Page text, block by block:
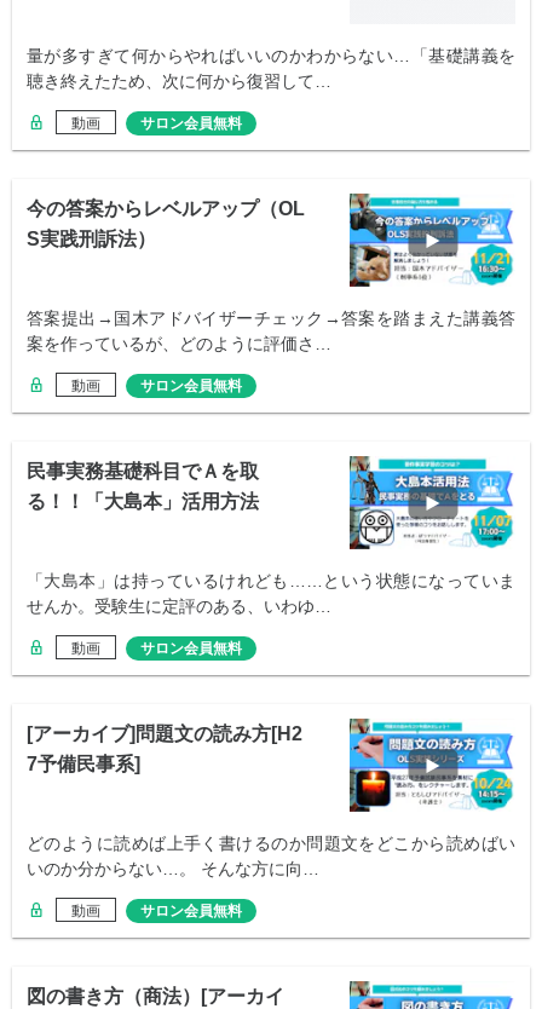
量が多すぎて何からやればいいのかわからない…「基礎講義を
聴き終えたため、次に何から復習して…
動画 サロン会員無料
今の答案からレベルアップ（OL
S実践刑訴法）
答案提出→国木アドバイザーチェック→答案を踏まえた講義答
案を作っているが、どのように評価さ…
動画 サロン会員無料
民事実務基礎科目でＡを取
る！！「大島本」活用方法
「大島本」は持っているけれども……という状態になっていま
せんか。受験生に定評のある、いわゆ…
動画 サロン会員無料
[アーカイブ]問題文の読み方[H2
7予備民事系]
どのように読めば上手く書けるのか問題文をどこから読めばい
いのか分からない…。 そんな方に向…
動画 サロン会員無料
図の書き方（商法）[アーカイ